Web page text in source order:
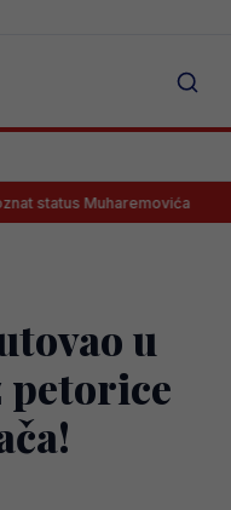
Muharemovića
u
petorice